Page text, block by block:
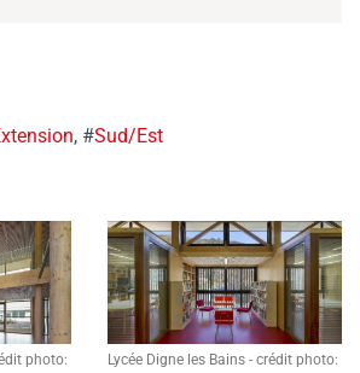
, #Sud/Est
photo:
Lycée Digne les Bains - crédit photo: